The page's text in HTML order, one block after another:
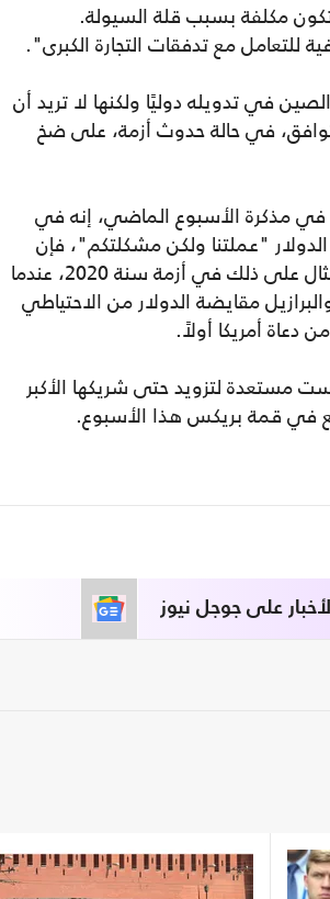
مكلفة بسبب قلة السيولة.
للتعامل مع تدفقات التجارة الكبرى".
في تدويله دوليًا ولكنها لا تريد أن
في حالة حدوث أزمة، على ضخ
في مذكرة الأسبوع الماضي، إنه في
الخزانة الأمريكي جون كونالي قال في سنة 1971 إن الدولار "عملتنا ولكن مشكلتكم"، فإن
واشنطن قد تقدمت بشكل متكرر إلى الساحة العالمية. وكان آخر مثال على ذلك في أزمة سنة 2020، عندما
مقايضة الدولار من الاحتياطي
دعاة أمريكا أولاً.
مستعدة لتزويد حتى شريكها الأكبر
في قمة بريكس هذا الأسبوع.
على جوجل نيوز